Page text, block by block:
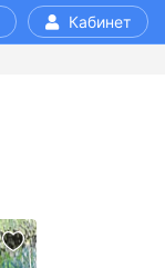
Кабинет